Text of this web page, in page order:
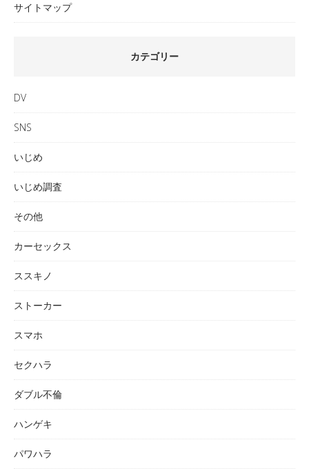
サイトマップ
カテゴリー
DV
SNS
いじめ
いじめ調査
その他
カーセックス
ススキノ
ストーカー
スマホ
セクハラ
ダブル不倫
ハンゲキ
パワハラ